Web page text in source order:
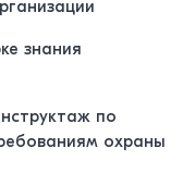
знания
по
охраны